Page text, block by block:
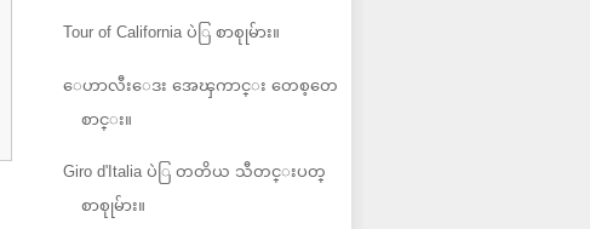
Tour of California ပဲြ စာစုုမ်ား။
ေဟာလီးေဒး အေၾကာင္း တေစ့တေ
စာင္း။
Giro d'Italia ပဲြ တတိယ သီတင္းပတ္
စာစုုမ်ား။